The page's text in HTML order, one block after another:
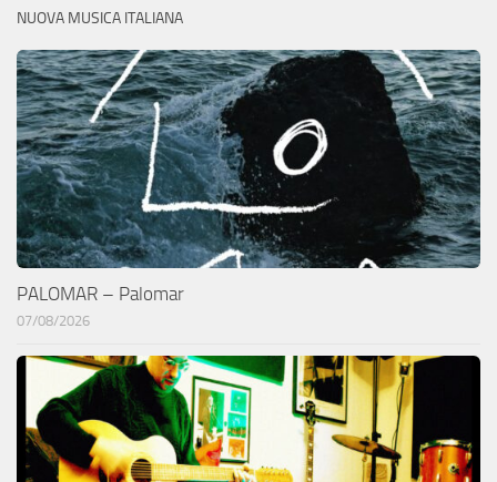
NUOVA MUSICA ITALIANA
PALOMAR – Palomar
07/08/2026